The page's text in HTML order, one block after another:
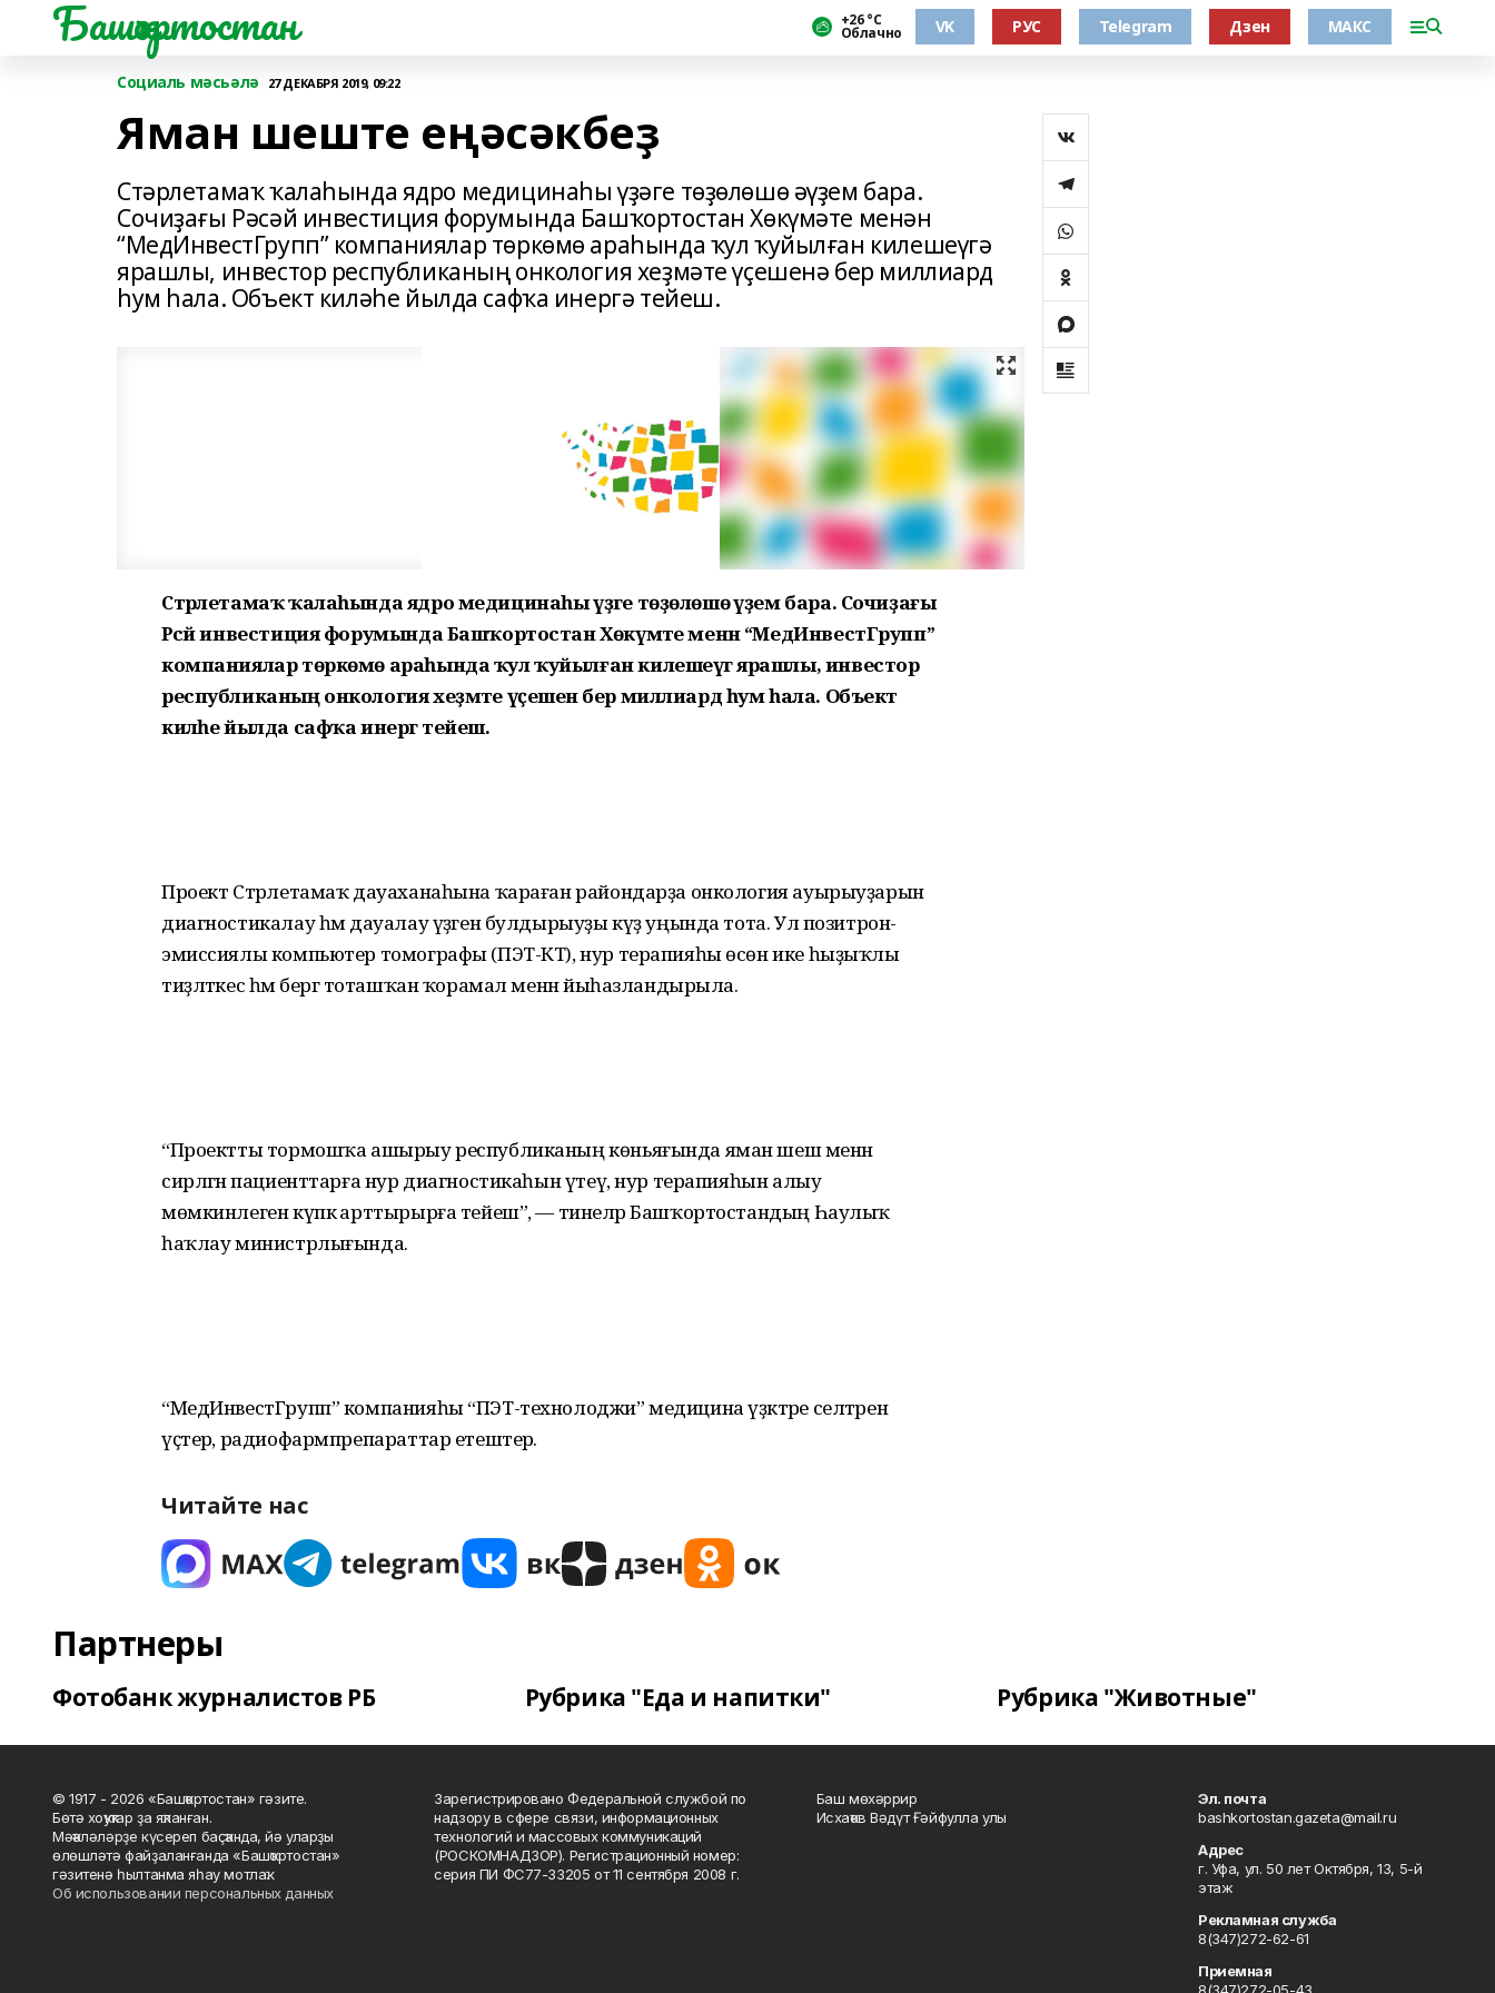
Башҡортостан +26 °С
Облачно VK РУС Telegram Дзен МАКС
Социаль мәсьәлә 27 ДЕКАБРЯ 2019, 09:22
Яман шеште еңәсәкбеҙ
Стәрлетамаҡ ҡалаһында ядро медицинаһы үҙәге төҙөлөшө әүҙем бара.
Сочиҙағы Рәсәй инвес­тиция форумында Башҡортостан Хөкүмәте менән
“МедИнвестГрупп” компаниялар төркөмө араһында ҡул ҡуйылған килешеүгә
ярашлы, инвестор республиканың онкология хеҙмәте үҫешенә бер миллиард
һум һала. Объект киләһе йылда сафҡа инергә тейеш.
Стәрлетамаҡ ҡалаһында ядро медицинаһы үҙәге төҙөлөшө әүҙем бара. Сочиҙағы
Рәсәй инвес­тиция форумында Башҡортостан Хөкүмәте менән “МедИнвестГрупп”
компаниялар төркөмө араһында ҡул ҡуйылған килешеүгә ярашлы, инвестор
республиканың онкология хеҙмәте үҫешенә бер миллиард һум һала. Объект
киләһе йылда сафҡа инергә тейеш.
Проект Стәрлетамаҡ дауаханаһына ҡараған райондарҙа онкология ауырыуҙарын
диагностикалау һәм дауалау үҙәген булдырыуҙы күҙ уңында тота. Ул позитрон-
эмиссиялы компьютер томографы (ПЭТ-КТ), нур терапияһы өсөн ике һыҙыҡлы
тиҙләткес һәм бергә тоташҡан ҡорамал менән йыһазландырыла.
“Проектты тормошҡа ашырыу республиканың көньяғында яман шеш менән
сирләгән пациенттарға нур диагностикаһын үтеү, нур терапияһын алыу
мөмкинлеген күпкә арттырырға тейеш”, — тинеләр Башҡортостандың Һаулыҡ
һаҡлау министрлығында.
“МедИнвестГрупп” компанияһы “ПЭТ-технолоджи” медицина үҙәктәре селтәрен
үҫтерә, радиофармпрепараттар етештерә.
Читайте нас
Партнеры
Фотобанк журналистов РБ Рубрика "Еда и напитки" Рубрика "Животные"
© 1917 - 2026 «Башҡортостан» гәзите.
Бөтә хоҡуҡтар ҙа яҡланған.
Мәҡәләләрҙе күсереп баҫҡанда, йә уларҙы
өлөшләтә файҙаланғанда «Башҡортостан»
гәзитенә һылтанма яһау мотлаҡ.
Об использовании персональных данных
Зарегистрировано Федеральной службой по
надзору в сфере связи, информационных
технологий и массовых коммуникаций
(РОСКОМНАДЗОР). Регистрационный номер:
серия ПИ ФС77-33205 от 11 сентября 2008 г.
Баш мөхәррир
Исхаҡов Вәдүт Ғәйфулла улы
Эл. почта
bashkortostan.gazeta@mail.ru
Адрес
г. Уфа, ул. 50 лет Октября, 13, 5-й
этаж
Рекламная служба
8(347)272-62-61
Приемная